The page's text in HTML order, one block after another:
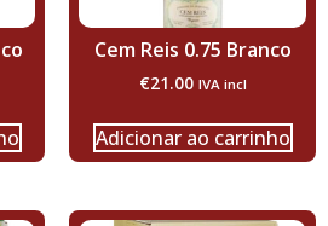
Cem Reis 0.75 Branco
€21.00 IVA incl
Adicionar ao carrinho